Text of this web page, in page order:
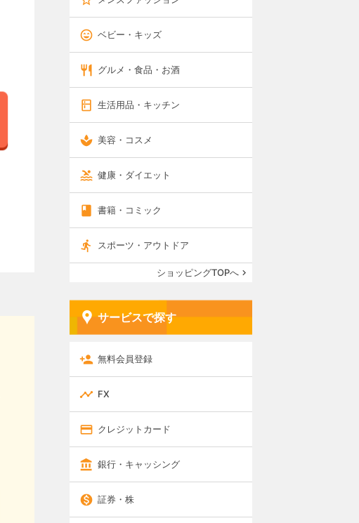
ベビー・キッズ
グルメ・食品・お酒
生活用品・キッチン
美容・コスメ
健康・ダイエット
書籍・コミック
スポーツ・アウトドア
ショッピングTOPへ
サービスで探す
無料会員登録
FX
クレジットカード
銀行・キャッシング
証券・株